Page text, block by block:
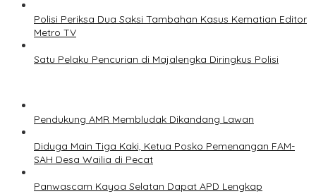
Polisi Periksa Dua Saksi Tambahan Kasus Kematian Editor
Metro TV
Satu Pelaku Pencurian di Majalengka Diringkus Polisi
Pendukung AMR Membludak Dikandang Lawan
Diduga Main Tiga Kaki, Ketua Posko Pemenangan FAM-
SAH Desa Wailia di Pecat
Panwascam Kayoa Selatan Dapat APD Lengkap